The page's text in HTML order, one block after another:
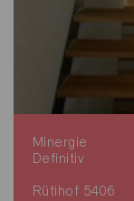
Minergie
Definitiv
Rütihof 5406